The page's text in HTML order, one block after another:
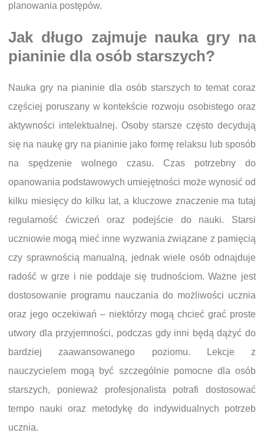
planowania postępów.
Jak długo zajmuje nauka gry na
pianinie dla osób starszych?
Nauka gry na pianinie dla osób starszych to temat coraz
częściej poruszany w kontekście rozwoju osobistego oraz
aktywności intelektualnej. Osoby starsze często decydują
się na naukę gry na pianinie jako formę relaksu lub sposób
na spędzenie wolnego czasu. Czas potrzebny do
opanowania podstawowych umiejętności może wynosić od
kilku miesięcy do kilku lat, a kluczowe znaczenie ma tutaj
regularność ćwiczeń oraz podejście do nauki. Starsi
uczniowie mogą mieć inne wyzwania związane z pamięcią
czy sprawnością manualną, jednak wiele osób odnajduje
radość w grze i nie poddaje się trudnościom. Ważne jest
dostosowanie programu nauczania do możliwości ucznia
oraz jego oczekiwań – niektórzy mogą chcieć grać proste
utwory dla przyjemności, podczas gdy inni będą dążyć do
bardziej zaawansowanego poziomu. Lekcje z
nauczycielem mogą być szczególnie pomocne dla osób
starszych, ponieważ profesjonalista potrafi dostosować
tempo nauki oraz metodykę do indywidualnych potrzeb
ucznia.